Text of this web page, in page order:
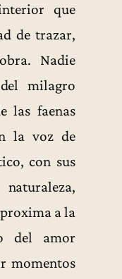
que
de trazar,
Nadie
milagro
las faenas
la voz de
con sus
a la
del amor
momentos